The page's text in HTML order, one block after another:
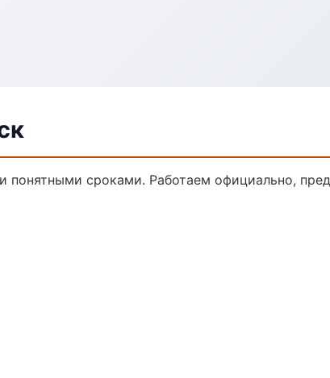
понятными сроками. Работаем официально,